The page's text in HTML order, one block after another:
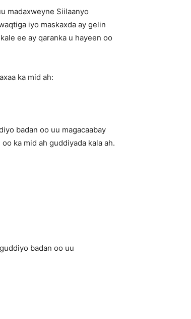
madaxweyne Siilaanyo
iyo maskaxda ay gelin
ee ay qaranka u hayeen oo
ka mid ah:
badan oo uu magacaabay
ka mid ah guddiyada kala ah.
badan oo uu